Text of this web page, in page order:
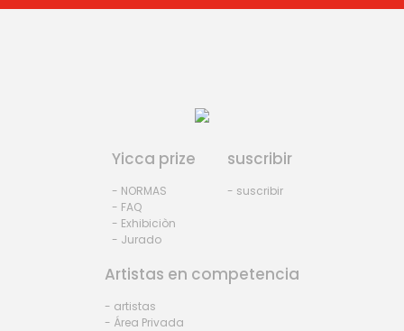
Yicca prize
- NORMAS
- FAQ
- Exhibiciòn
- Jurado
suscribir
- suscribir
Artistas en competencia
- artistas
- Área Privada